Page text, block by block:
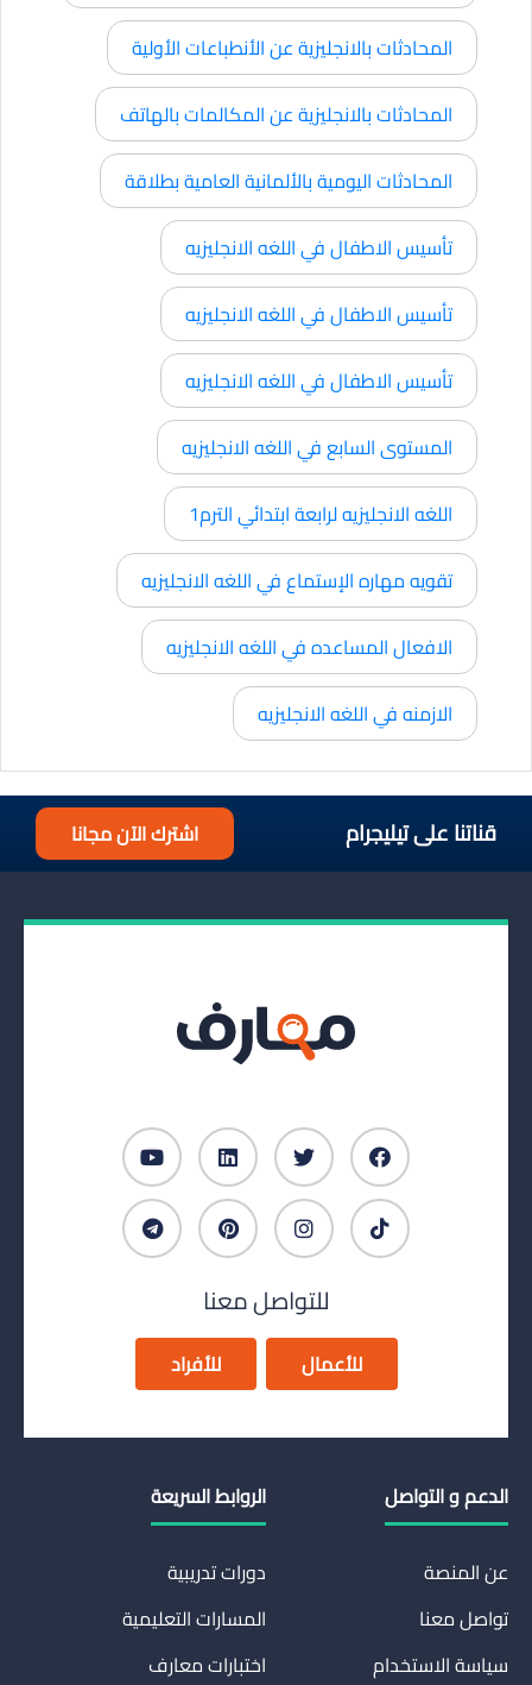
المحادثات بالانجليزية عن الأنطباعات الأولية
المحادثات بالانجليزية عن المكالمات بالهاتف
المحادثات اليومية بالألمانية العامية بطلاقة
تأسيس الاطفال في اللغه الانجليزيه
تأسيس الاطفال في اللغه الانجليزيه
تأسيس الاطفال في اللغه الانجليزيه
المستوى السابع في اللغه الانجليزيه
اللغه الانجليزيه لرابعة ابتدائي الترم1
تقويه مهاره الإستماع في اللغه الانجليزيه
الافعال المساعده في اللغه الانجليزيه
الازمنه في اللغه الانجليزيه
قناتنا على تيليجرام اشترك الآن مجانا
للتواصل معنا
للأعمال للأفراد
الدعم و التواصل
عن المنصة
تواصل معنا
سياسة الاستخدام
الروابط السريعة
دورات تدريبية
المسارات التعليمية
اختبارات معارف